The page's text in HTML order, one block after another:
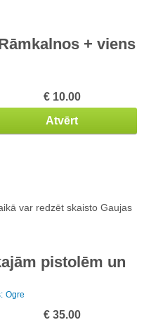
+ viens
€ 10.00
Atvērt
var redzēt skaisto Gaujas
pistolēm un
Ogre
€ 35.00